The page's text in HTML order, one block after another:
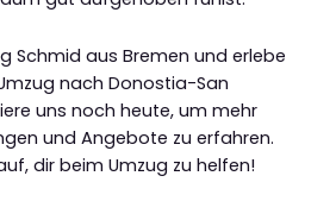
Schmid aus Bremen und erlebe
nach Donostia-San
uns noch heute, um mehr
und Angebote zu erfahren.
dir beim Umzug zu helfen!